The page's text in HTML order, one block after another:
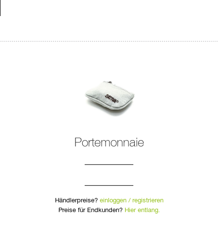
Portemonnaie
Händlerpreise? einloggen / registrieren
Preise für Endkunden? Hier entlang.